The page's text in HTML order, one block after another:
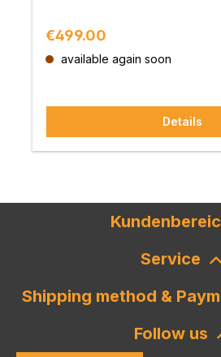
Regular price:
€499.00
available again soon
Details
Service
Shipping method &
Follow us